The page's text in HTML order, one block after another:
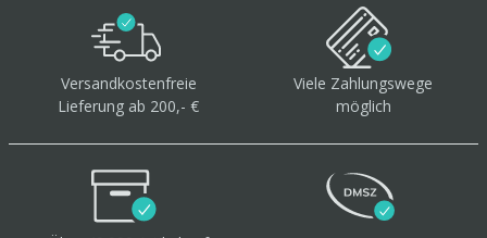
Versandkostenfreie
Lieferung ab 200,- €
Viele Zahlungswege
möglich